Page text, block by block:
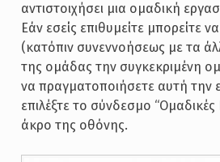
αντιστοιχήσει μια ομαδική
Εάν εσείς επιθυμείτε μπορείτε
(κατόπιν συνεννοήσεως με τα
της ομάδας την συγκεκριμένη
να πραγματοποιήσετε αυτή την
επιλέξτε το σύνδεσμο “Ομαδικές
άκρο της οθόνης.